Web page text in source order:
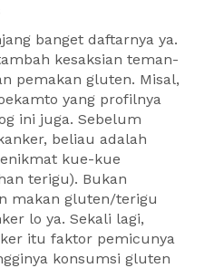
banget daftarnya ya.
kesaksian teman-
pemakan gluten. Misal,
yang profilnya
ini juga. Sebelum
beliau adalah
kue-kue
terigu). Bukan
makan gluten/terigu
lo ya. Sekali lagi,
itu faktor pemicunya
konsumsi gluten